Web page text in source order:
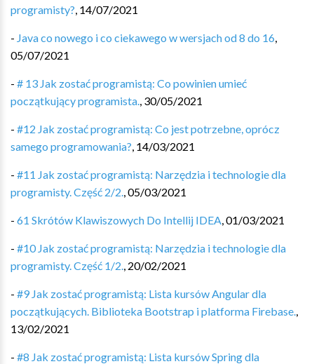
programisty?, 14/07/2021
- Java co nowego i co ciekawego w wersjach od 8 do 16,
05/07/2021
- # 13 Jak zostać programistą: Co powinien umieć
początkujący programista., 30/05/2021
- #12 Jak zostać programistą: Co jest potrzebne, oprócz
samego programowania?, 14/03/2021
- #11 Jak zostać programistą: Narzędzia i technologie dla
programisty. Część 2/2.,05/03/2021
- 61 Skrótów Klawiszowych Do Intellij IDEA,01/03/2021
- #10 Jak zostać programistą: Narzędzia i technologie dla
programisty. Część 1/2., 20/02/2021
- #9 Jak zostać programistą: Lista kursów Angular dla
początkujących. Biblioteka Bootstrap i platforma Firebase.,
13/02/2021
- #8 Jak zostać programistą: Lista kursów Spring dla